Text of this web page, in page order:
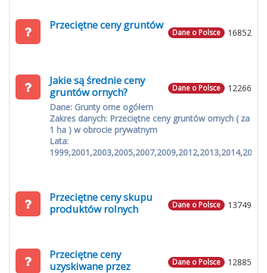
16852
Dane o Polsce
Przeciętne ceny gruntów
12266
Dane o Polsce
Jakie są średnie ceny
gruntów ornych?
Dane: Grunty orne ogółem
Zakres danych: Przeciętne ceny gruntów ornych ( za
1 ha ) w obrocie prywatnym
Lata:
1999,2001,2003,2005,2007,2009,2012,2013,2014,2015
13749
Dane o Polsce
Przeciętne ceny skupu
produktów rolnych
12885
Dane o Polsce
Przeciętne ceny
uzyskiwane przez